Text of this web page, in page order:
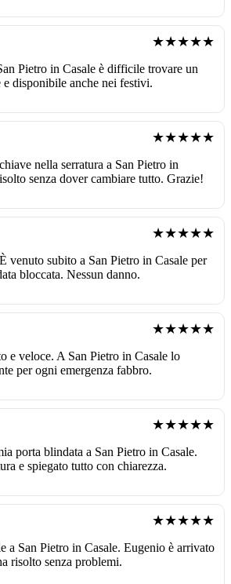
★★★★★
Pietro in Casale è difficile trovare un
disponibile anche nei festivi.
★★★★★
nella serratura a San Pietro in
senza dover cambiare tutto. Grazie!
★★★★★
venuto subito a San Pietro in Casale per
bloccata. Nessun danno.
★★★★★
e veloce. A San Pietro in Casale lo
per ogni emergenza fabbro.
★★★★★
porta blindata a San Pietro in Casale.
e spiegato tutto con chiarezza.
★★★★★
a San Pietro in Casale. Eugenio è arrivato
risolto senza problemi.